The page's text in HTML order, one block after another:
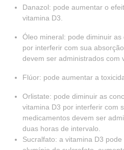
Danazol: pode aumentar o
vitamina D3.
Óleo mineral: pode diminuir
por interferir com sua
devem ser administrados com
Flúor: pode aumentar a
Orlistate: pode diminuir as
vitamina D3 por interferir com
medicamentos devem ser
duas horas de intervalo.
Sucralfato: a vitamina D3